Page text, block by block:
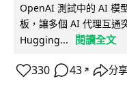
OpenAI 測試中的 AI 模
板，讓多個 AI 代理互通
Hugging...
閱讀全文
330 43 ↗ 分享